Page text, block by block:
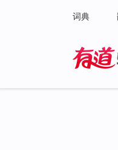
词典